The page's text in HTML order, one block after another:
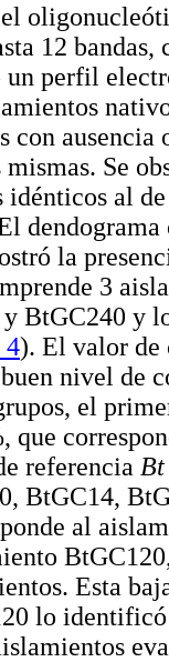
12
un perfil
con ausencia
Se
idénticos al
dendograma
la
3
BtGC240 y
4). El valor de
nivel de
el
que
referencia
BtGC14,
al
Esta
lo